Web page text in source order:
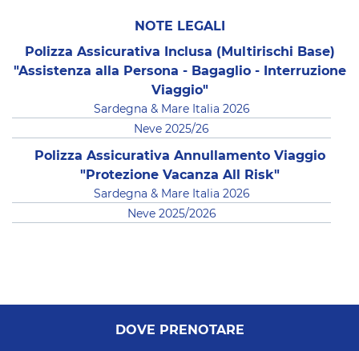
NOTE LEGALI
Polizza Assicurativa Inclusa (Multirischi Base)
"Assistenza alla Persona - Bagaglio - Interruzione
Viaggio"
Sardegna & Mare Italia 2026
Neve 2025/26
Polizza Assicurativa Annullamento Viaggio
"Protezione Vacanza All Risk"
Sardegna & Mare Italia 2026
Neve 2025/2026
DOVE PRENOTARE